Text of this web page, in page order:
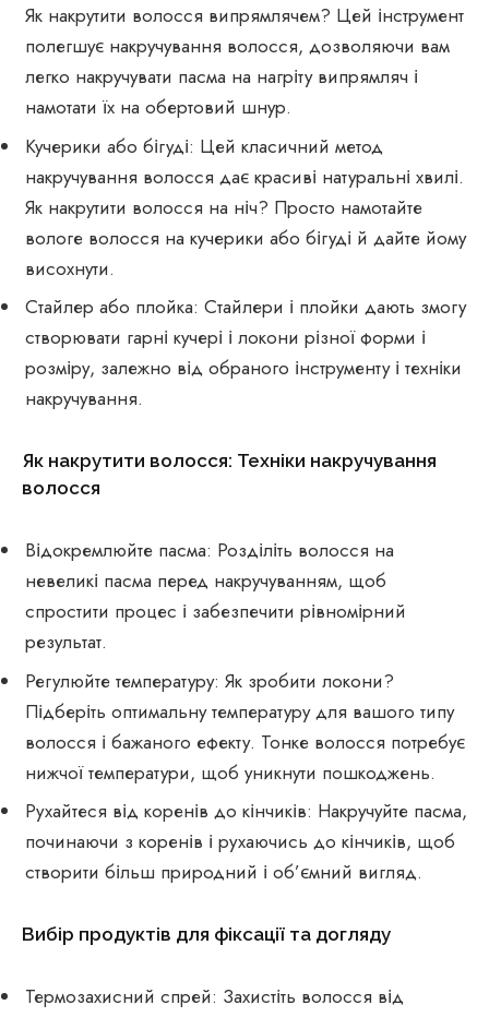
Як накрутити волосся випрямлячем? Цей інструмент
полегшує накручування волосся, дозволяючи вам
легко накручувати пасма на нагріту випрямляч і
намотати їх на обертовий шнур.
Кучерики або бігуді: Цей класичний метод
накручування волосся дає красиві натуральні хвилі.
Як накрутити волосся на ніч? Просто намотайте
вологе волосся на кучерики або бігуді й дайте йому
висохнути.
Стайлер або плойка: Стайлери і плойки дають змогу
створювати гарні кучері і локони різної форми і
розміру, залежно від обраного інструменту і техніки
накручування.
Як накрутити волосся: Техніки накручування
волосся
Відокремлюйте пасма: Розділіть волосся на
невеликі пасма перед накручуванням, щоб
спростити процес і забезпечити рівномірний
результат.
Регулюйте температуру: Як зробити локони?
Підберіть оптимальну температуру для вашого типу
волосся і бажаного ефекту. Тонке волосся потребує
нижчої температури, щоб уникнути пошкоджень.
Рухайтеся від коренів до кінчиків: Накручуйте пасма,
починаючи з коренів і рухаючись до кінчиків, щоб
створити більш природний і об’ємний вигляд.
Вибір продуктів для фіксації та догляду
Термозахисний спрей: Захистіть волосся від